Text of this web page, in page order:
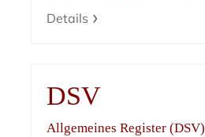
Details
DSV
Allgemeines Register (DSV)